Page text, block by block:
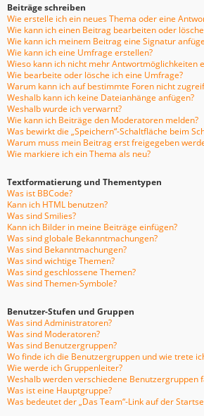
Beiträge schreiben
Wie erstelle ich ein neues Thema oder eine
Wie kann ich einen Beitrag bearbeiten oder
Wie kann ich meinem Beitrag eine Signatur
Wie kann ich eine Umfrage erstellen?
Wieso kann ich nicht mehr Antwortmöglichkeiten
Wie bearbeite oder lösche ich eine Umfrage?
Warum kann ich auf bestimmte Foren nicht
Weshalb kann ich keine Dateianhänge anfügen?
Weshalb wurde ich verwarnt?
Wie kann ich Beiträge den Moderatoren melden?
Was bewirkt die „Speichern“-Schaltfläche beim
Warum muss mein Beitrag erst freigegeben
Wie markiere ich ein Thema als neu?
Textformatierung und Thementypen
Was ist BBCode?
Kann ich HTML benutzen?
Was sind Smilies?
Kann ich Bilder in meine Beiträge einfügen?
Was sind globale Bekanntmachungen?
Was sind Bekanntmachungen?
Was sind wichtige Themen?
Was sind geschlossene Themen?
Was sind Themen-Symbole?
Benutzer-Stufen und Gruppen
Was sind Administratoren?
Was sind Moderatoren?
Was sind Benutzergruppen?
Wo finde ich die Benutzergruppen und wie trete
Wie werde ich Gruppenleiter?
Weshalb werden verschiedene Benutzergruppen
Was ist eine Hauptgruppe?
Was bedeutet der „Das Team“-Link auf der